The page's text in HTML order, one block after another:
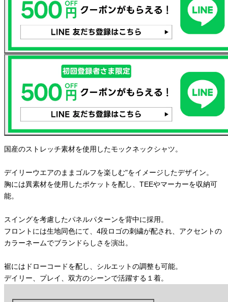
国産のストレッチ素材を使用したモックネックシャツ。
デイリーウエアのままゴルフを楽しむ"をイメージしたデザイン。
胸には異素材を使用したポケットを配し、TEEやマーカーを収納可
能。
スイングを考慮したパネルパターンを背中に採用。
フロントには生地同色にて、4段ロゴの刺繍が配され、アクセントの
カラーネームでブランドらしさを演出。
裾にはドローコードを配し、シルエットの調整も可能。
デイリー、プレイ、双方のシーンで活躍する１着。